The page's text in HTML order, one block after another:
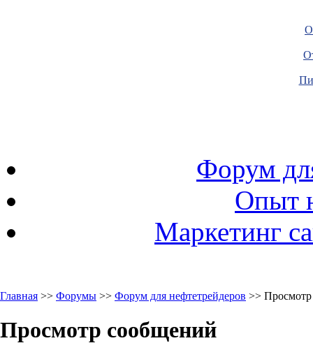
Форум
Опыт
Маркетинг
Главная >> Форумы >> Форум для нефтетрейдеров >>
Просмотр сообщений